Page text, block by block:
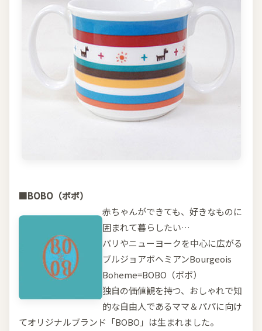
■BOBO（ボボ）
赤ちゃんができても、好きなものに
囲まれて暮らしたい…
パリやニューヨークを中心に広がる
ブルジョアボヘミアンBourgeois
Boheme=BOBO（ボボ）
独自の価値観を持つ、おしゃれで知
的な自由人であるママ＆パパに向け
てオリジナルブランド「BOBO」は生まれました。